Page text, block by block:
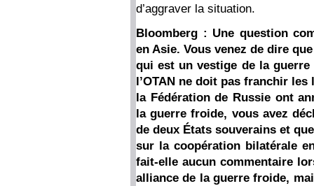
d’aggraver la situation.
Bloomberg : Une question
en Asie. Vous venez de dire
qui est un vestige de la
l’OTAN ne doit pas franchir
la Fédération de Russie ont
la guerre froide, vous avez
de deux États souverains et
sur la coopération bilatérale
fait-elle aucun commentaire
alliance de la guerre froide,